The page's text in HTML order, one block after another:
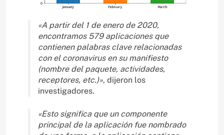
«A partir del 1 de enero de 2020,
encontramos 579 aplicaciones que
contienen palabras clave relacionadas
con el coronavirus en su manifiesto
(nombre del paquete, actividades,
receptores, etc.)», dijeron los
investigadores.
«Esto significa que un componente
principal de la aplicación fue nombrado